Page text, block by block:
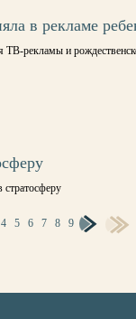
в рекламе
рекламы и
4 5 6 7 8 9